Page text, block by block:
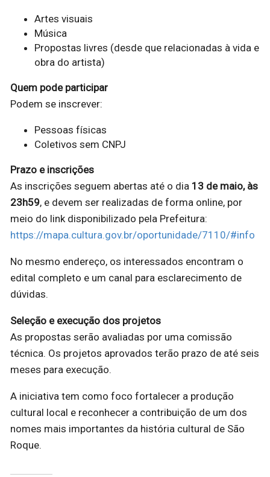
Artes visuais
Música
Propostas livres (desde que relacionadas à vida e
obra do artista)
Quem pode participar
Podem se inscrever:
Pessoas físicas
Coletivos sem CNPJ
Prazo e inscrições
As inscrições seguem abertas até o dia 13 de maio, às
23h59, e devem ser realizadas de forma online, por
meio do link disponibilizado pela Prefeitura:
https://mapa.cultura.gov.br/oportunidade/7110/#info
No mesmo endereço, os interessados encontram o
edital completo e um canal para esclarecimento de
dúvidas.
Seleção e execução dos projetos
As propostas serão avaliadas por uma comissão
técnica. Os projetos aprovados terão prazo de até seis
meses para execução.
A iniciativa tem como foco fortalecer a produção
cultural local e reconhecer a contribuição de um dos
nomes mais importantes da história cultural de São
Roque.